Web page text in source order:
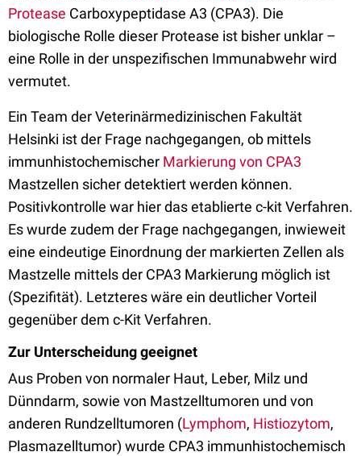
Protease Carboxypeptidase A3 (CPA3). Die
biologische Rolle dieser Protease ist bisher unklar –
eine Rolle in der unspezifischen Immunabwehr wird
vermutet.
Ein Team der Veterinärmedizinischen Fakultät
Helsinki ist der Frage nachgegangen, ob mittels
immunhistochemischer Markierung von CPA3
Mastzellen sicher detektiert werden können.
Positivkontrolle war hier das etablierte c-kit Verfahren.
Es wurde zudem der Frage nachgegangen, inwieweit
eine eindeutige Einordnung der markierten Zellen als
Mastzelle mittels der CPA3 Markierung möglich ist
(Spezifität). Letzteres wäre ein deutlicher Vorteil
gegenüber dem c-Kit Verfahren.
Zur Unterscheidung geeignet
Aus Proben von normaler Haut, Leber, Milz und
Dünndarm, sowie von Mastzelltumoren und von
anderen Rundzelltumoren (Lymphom, Histiozytom,
Plasmazelltumor) wurde CPA3 immunhistochemisch